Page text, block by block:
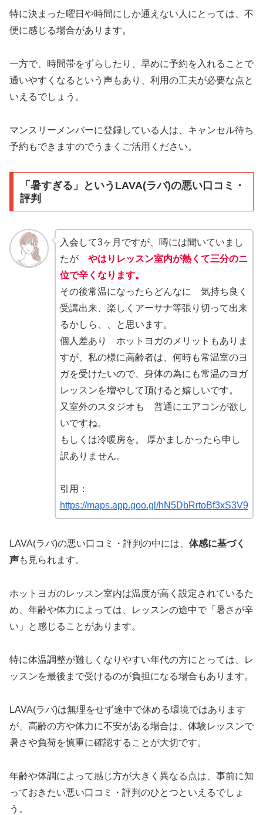
特に決まった曜日や時間にしか通えない人にとっては、不
便に感じる場合があります。
一方で、時間帯をずらしたり、早めに予約を入れることで
通いやすくなるという声もあり、利用の工夫が必要な点と
いえるでしょう。
マンスリーメンバーに登録している人は、キャンセル待ち
予約もできますのでうまくご活用ください。
「暑すぎる」というLAVA(ラバ)の悪い口コミ・
評判
入会して3ヶ月ですが、噂には聞いていまし
たが やはりレッスン室内が熱くて三分のニ
位で辛くなります。
その後常温になったらどんなに 気持ち良く
受講出来、楽しくアーサナ等張り切って出来
るかしら、、と思います。
個人差あり ホットヨガのメリットもありま
すが、私の様に高齢者は、何時も常温室のヨ
ガを受けたいので、身体の為にも常温のヨガ
レッスンを増やして頂けると嬉しいです。
又室外のスタジオも 普通にエアコンが欲し
いですね。
もしくは冷暖房を。 厚かましかったら申し
訳ありません。
引用：
https://maps.app.goo.gl/hN5DbRrtoBf3xS3V9
LAVA(ラバ)の悪い口コミ・評判の中には、 体感に基づく
声も見られます。
ホットヨガのレッスン室内は温度が高く設定されているた
め、年齢や体力によっては、レッスンの途中で「暑さが辛
い」と感じることがあります。
特に体温調整が難しくなりやすい年代の方にとっては、レ
ッスンを最後まで受けるのが負担になる場合もあります。
LAVA(ラバ)は無理をせず途中で休める環境ではあります
が、高齢の方や体力に不安がある場合は、体験レッスンで
暑さや負荷を慎重に確認することが大切です。
年齢や体調によって感じ方が大きく異なる点は、事前に知
っておきたい悪い口コミ・評判のひとつといえるでしょ
う。